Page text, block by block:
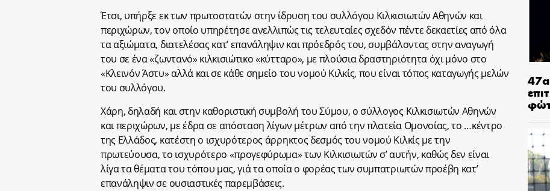
Έτσι, υπήρξε εκ των πρωτοστατών στην ίδρυση του συλλόγου Κιλκισιωτών Αθηνών και
περιχώρων, τον οποίο υπηρέτησε ανελλιπώς τις τελευταίες σχεδόν πέντε δεκαετίες από όλα
τα αξιώματα, διατελέσας κατ’ επανάληψιν και πρόεδρός του, συμβάλοντας στην αναγωγή
του σε ένα «ζωντανό» κιλκισιώτικο «κύτταρο», με πλούσια δραστηριότητα όχι μόνο στο
«Κλεινόν Άστυ» αλλά και σε κάθε σημείο του νομού Κιλκίς, που είναι τόπος καταγωγής μελών
του συλλόγου.
Χάρη, δηλαδή και στην καθοριστική συμβολή του Σύμου, ο σύλλογος Κιλκισιωτών Αθηνών
και περιχώρων, με έδρα σε απόσταση λίγων μέτρων από την πλατεία Ομονοίας, το …κέντρο
της Ελλάδος, κατέστη ο ισχυρότερος άρρηκτος δεσμός του νομού Κιλκίς με την
πρωτεύουσα, το ισχυρότερο «προγεφύρωμα» των Κιλκισιωτών σ’ αυτήν, καθώς δεν είναι
λίγα τα θέματα του τόπου μας, γιά τα οποία ο φορέας των συμπατριωτών προέβη κατ’
επανάληψιν σε ουσιαστικές παρεμβάσεις.